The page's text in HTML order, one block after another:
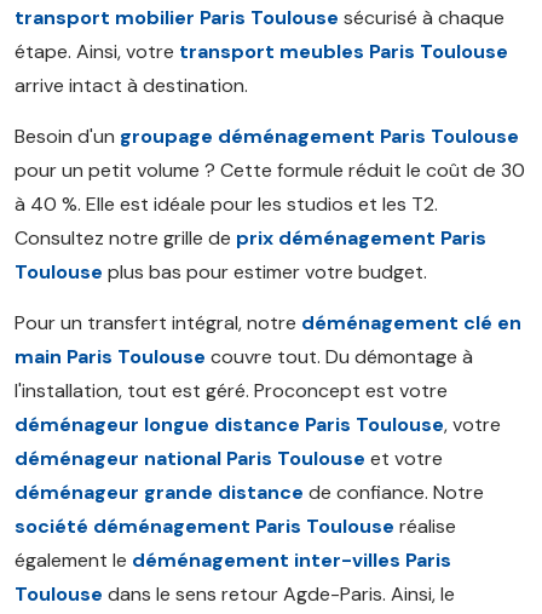
transport mobilier Paris Toulouse sécurisé à chaque
étape. Ainsi, votre transport meubles Paris Toulouse
arrive intact à destination.
Besoin d'un groupage déménagement Paris Toulouse
pour un petit volume ? Cette formule réduit le coût de 30
à 40 %. Elle est idéale pour les studios et les T2.
Consultez notre grille de prix déménagement Paris
Toulouse plus bas pour estimer votre budget.
Pour un transfert intégral, notre déménagement clé en
main Paris Toulouse couvre tout. Du démontage à
l'installation, tout est géré. Proconcept est votre
déménageur longue distance Paris Toulouse, votre
déménageur national Paris Toulouse et votre
déménageur grande distance de confiance. Notre
société déménagement Paris Toulouse réalise
également le déménagement inter-villes Paris
Toulouse dans le sens retour Agde-Paris. Ainsi, le